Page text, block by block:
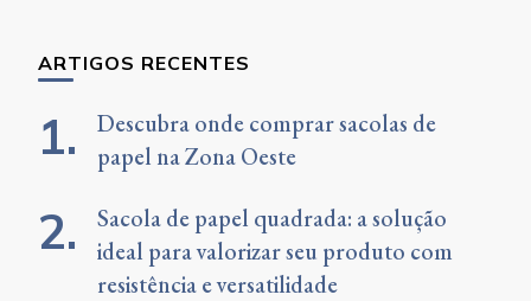
ARTIGOS RECENTES
Descubra onde comprar sacolas de
papel na Zona Oeste
Sacola de papel quadrada: a solução
ideal para valorizar seu produto com
resistência e versatilidade